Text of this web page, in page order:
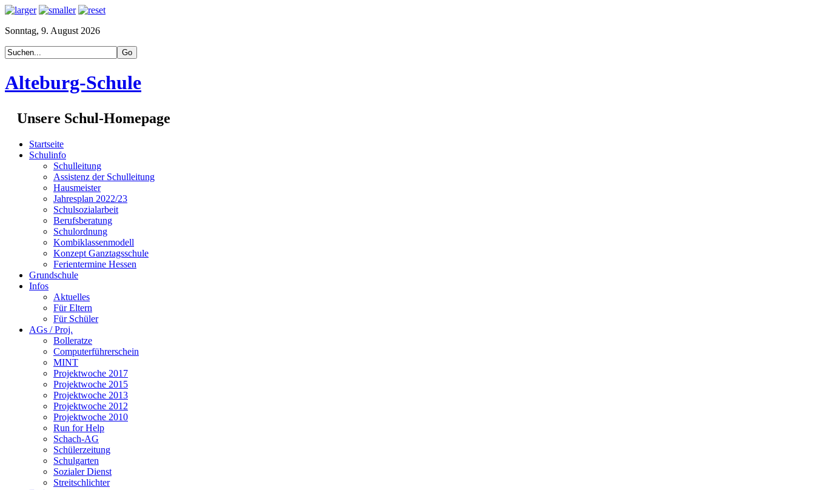
Sonntag, 9. August 2026
Alteburg-Schule
Unsere Schul-Homepage
Startseite
Schulinfo
Schulleitung
Assistenz der Schulleitung
Hausmeister
Jahresplan 2022/23
Schulsozialarbeit
Berufsberatung
Schulordnung
Kombiklassenmodell
Konzept Ganztagsschule
Ferientermine Hessen
Grundschule
Infos
Aktuelles
Für Eltern
Für Schüler
AGs / Proj.
Bolleratze
Computerführerschein
MINT
Projektwoche 2017
Projektwoche 2015
Projektwoche 2013
Projektwoche 2012
Projektwoche 2010
Run for Help
Schach-AG
Schülerzeitung
Schulgarten
Sozialer Dienst
Streitschlichter